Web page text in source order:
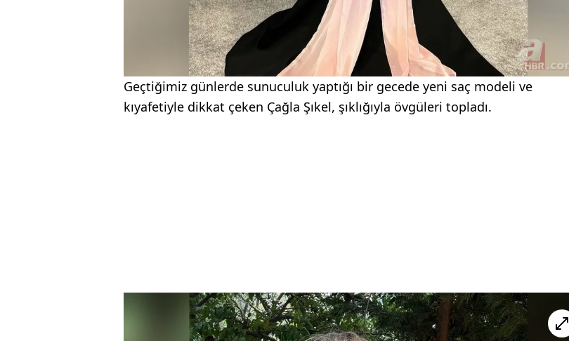
Geçtiğimiz günlerde sunuculuk yaptığı bir gecede yeni saç modeli ve
kıyafetiyle dikkat çeken Çağla Şıkel, şıklığıyla övgüleri topladı.